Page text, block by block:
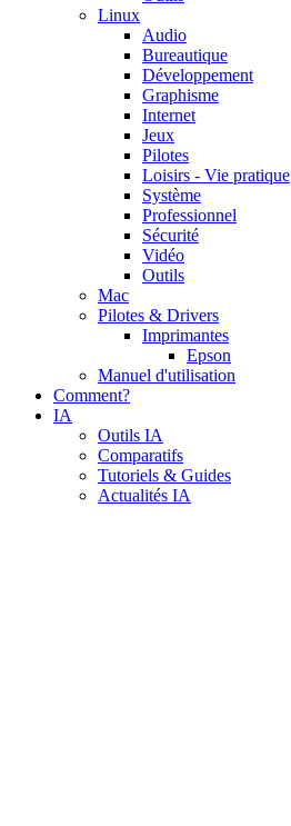
Linux
Audio
Bureautique
Développement
Graphisme
Internet
Jeux
Pilotes
Loisirs - Vie pratique
Système
Professionnel
Sécurité
Vidéo
Outils
Mac
Pilotes & Drivers
Imprimantes
Epson
Manuel d'utilisation
Comment?
IA
Outils IA
Comparatifs
Tutoriels & Guides
Actualités IA